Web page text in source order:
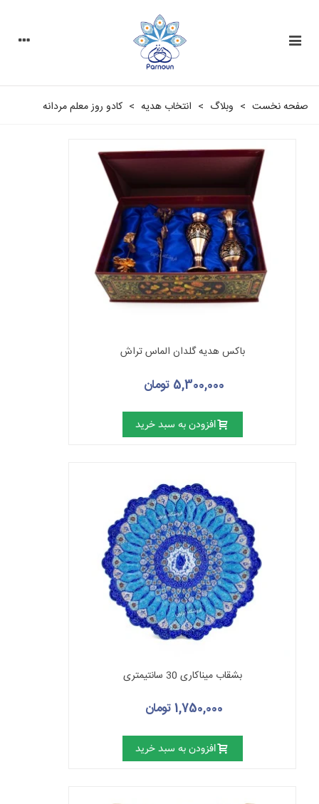
صفحه نخست > وبلاگ > انتخاب هدیه > کادو روز معلم مردانه
باکس هدیه گلدان الماس تراش
5,300,000 تومان
افزودن به سبد خرید
بشقاب میناکاری 30 سانتیمتری
1,750,000 تومان
افزودن به سبد خرید